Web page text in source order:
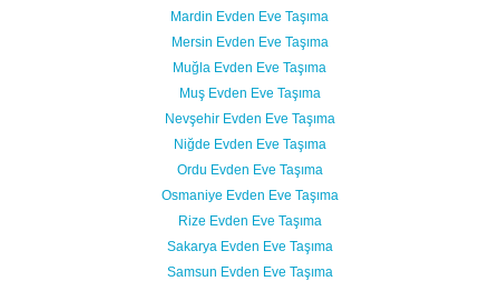
Mardin Evden Eve Taşıma
Mersin Evden Eve Taşıma
Muğla Evden Eve Taşıma
Muş Evden Eve Taşıma
Nevşehir Evden Eve Taşıma
Niğde Evden Eve Taşıma
Ordu Evden Eve Taşıma
Osmaniye Evden Eve Taşıma
Rize Evden Eve Taşıma
Sakarya Evden Eve Taşıma
Samsun Evden Eve Taşıma